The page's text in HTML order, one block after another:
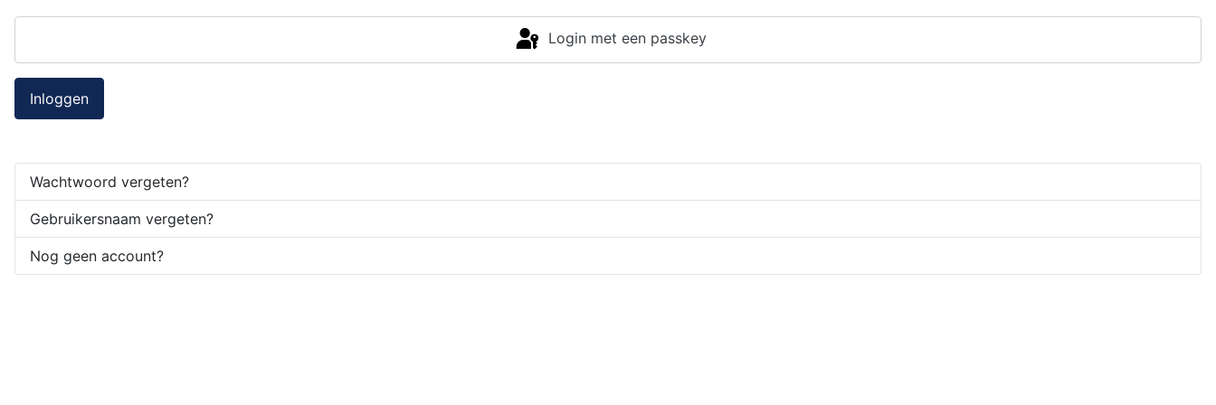
Login met een passkey
Inloggen
Wachtwoord vergeten?
Gebruikersnaam vergeten?
Nog geen account?